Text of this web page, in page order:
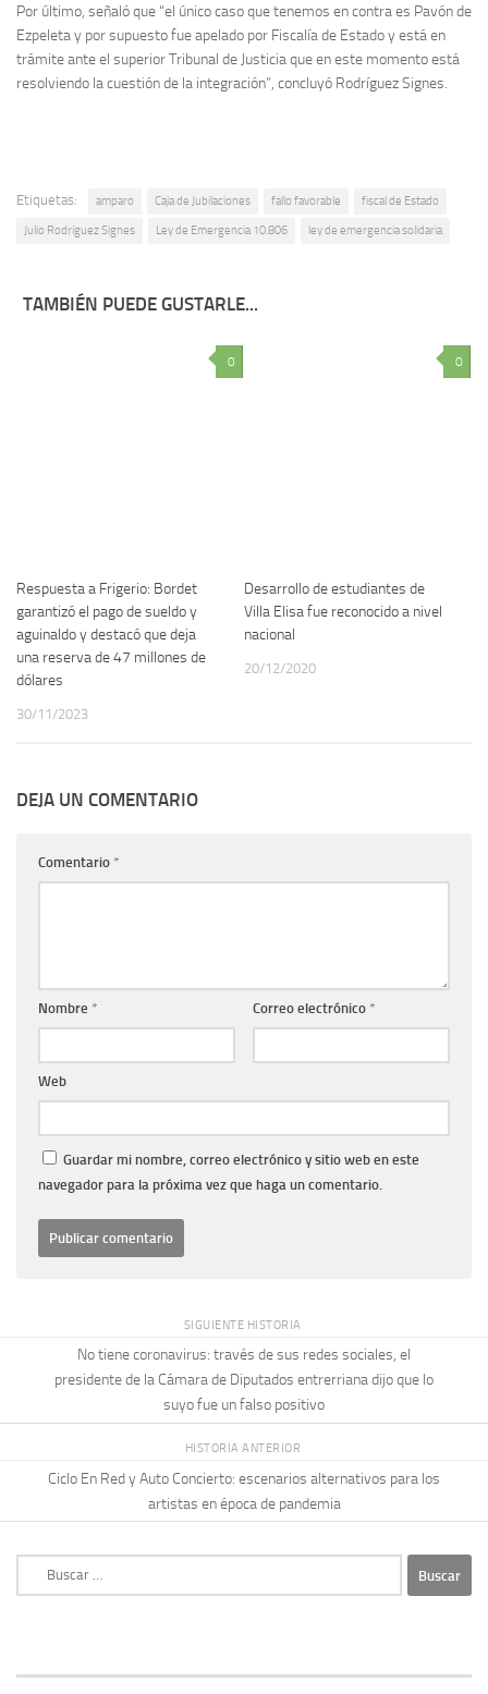
Por último, señaló que “el único caso que tenemos en contra es Pavón de
Ezpeleta y por supuesto fue apelado por Fiscalía de Estado y está en
trámite ante el superior Tribunal de Justicia que en este momento está
resolviendo la cuestión de la integración”, concluyó Rodríguez Signes.
Etiquetas: amparo Caja de Jubilaciones fallo favorable fiscal de Estado
Julio Rodríguez Signes Ley de Emergencia 10.806 ley de emergencia solidaria
TAMBIÉN PUEDE GUSTARLE...
0
Respuesta a Frigerio: Bordet
garantizó el pago de sueldo y
aguinaldo y destacó que deja
una reserva de 47 millones de
dólares
30/11/2023
0
Desarrollo de estudiantes de
Villa Elisa fue reconocido a nivel
nacional
20/12/2020
DEJA UN COMENTARIO
Comentario *
Nombre * Correo electrónico *
Web
Guardar mi nombre, correo electrónico y sitio web en este
navegador para la próxima vez que haga un comentario.
SIGUIENTE HISTORIA
No tiene coronavirus: través de sus redes sociales, el
presidente de la Cámara de Diputados entrerriana dijo que lo
suyo fue un falso positivo
HISTORIA ANTERIOR
Ciclo En Red y Auto Concierto: escenarios alternativos para los
artistas en época de pandemia